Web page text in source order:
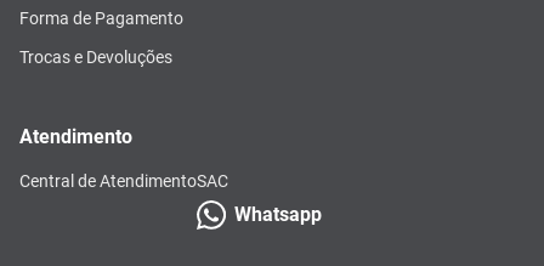
Forma de Pagamento
Trocas e Devoluções
Atendimento
Central de AtendimentoSAC
Whatsapp